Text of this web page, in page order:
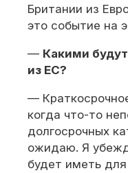
Британии из
это событие на
— Какими
из ЕС?
—
когда что-то
долгосрочных
ожидаю. Я
будет иметь